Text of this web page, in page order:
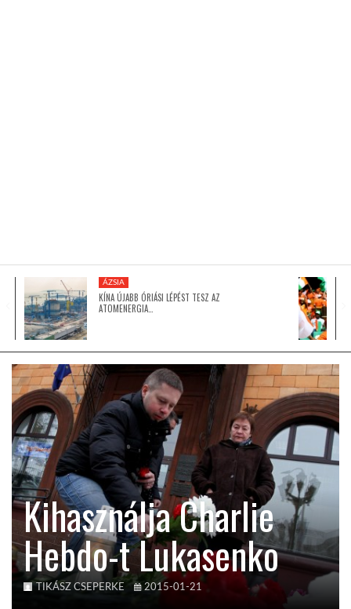
GLOBOTV BP
HÍR3D
TROPICALMAGAZIN
GLOBOTV
AFRIKA TUDÁSTÁR
A NAP SZÉPE
ÁZSIA
KÍNA ÚJABB ÓRIÁSI LÉPÉST TESZ AZ
ATOMENERGIA…
Kihasználja Charlie
Hebdo-t Lukasenko
TIKÁSZ CSEPERKE 2015-01-21